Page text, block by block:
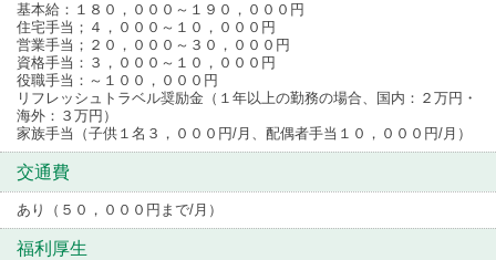
基本給：１８０，０００～１９０，０００円
住宅手当；４，０００～１０，０００円
営業手当；２０，０００～３０，０００円
資格手当：３，０００～１０，０００円
役職手当：～１００，０００円
リフレッシュトラベル奨励金（１年以上の勤務の場合、国内：２万円・
海外：３万円）
家族手当（子供１名３，０００円/月、配偶者手当１０，０００円/月）
交通費
あり（５０，０００円まで/月）
福利厚生